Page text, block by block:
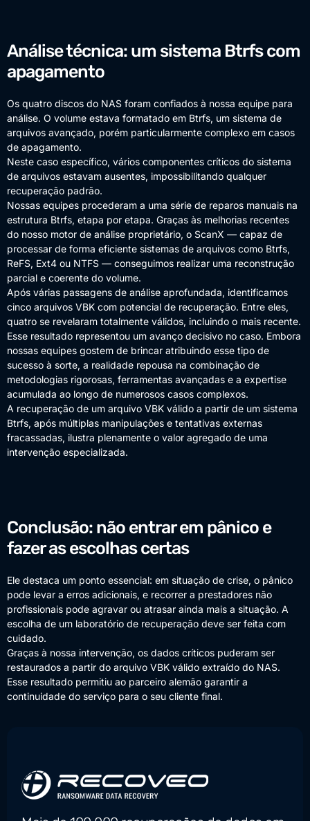
Análise técnica: um sistema Btrfs com
apagamento
Os quatro discos do NAS foram confiados à nossa equipe para
análise. O volume estava formatado em Btrfs, um sistema de
arquivos avançado, porém particularmente complexo em casos
de apagamento.
Neste caso específico, vários componentes críticos do sistema
de arquivos estavam ausentes, impossibilitando qualquer
recuperação padrão.
Nossas equipes procederam a uma série de reparos manuais na
estrutura Btrfs, etapa por etapa. Graças às melhorias recentes
do nosso motor de análise proprietário, o ScanX — capaz de
processar de forma eficiente sistemas de arquivos como Btrfs,
ReFS, Ext4 ou NTFS — conseguimos realizar uma reconstrução
parcial e coerente do volume.
Após várias passagens de análise aprofundada, identificamos
cinco arquivos VBK com potencial de recuperação. Entre eles,
quatro se revelaram totalmente válidos, incluindo o mais recente.
Esse resultado representou um avanço decisivo no caso. Embora
nossas equipes gostem de brincar atribuindo esse tipo de
sucesso à sorte, a realidade repousa na combinação de
metodologias rigorosas, ferramentas avançadas e a expertise
acumulada ao longo de numerosos casos complexos.
A recuperação de um arquivo VBK válido a partir de um sistema
Btrfs, após múltiplas manipulações e tentativas externas
fracassadas, ilustra plenamente o valor agregado de uma
intervenção especializada.
Conclusão: não entrar em pânico e
fazer as escolhas certas
Ele destaca um ponto essencial: em situação de crise, o pânico
pode levar a erros adicionais, e recorrer a prestadores não
profissionais pode agravar ou atrasar ainda mais a situação. A
escolha de um laboratório de recuperação deve ser feita com
cuidado.
Graças à nossa intervenção, os dados críticos puderam ser
restaurados a partir do arquivo VBK válido extraído do NAS.
Esse resultado permitiu ao parceiro alemão garantir a
continuidade do serviço para o seu cliente final.